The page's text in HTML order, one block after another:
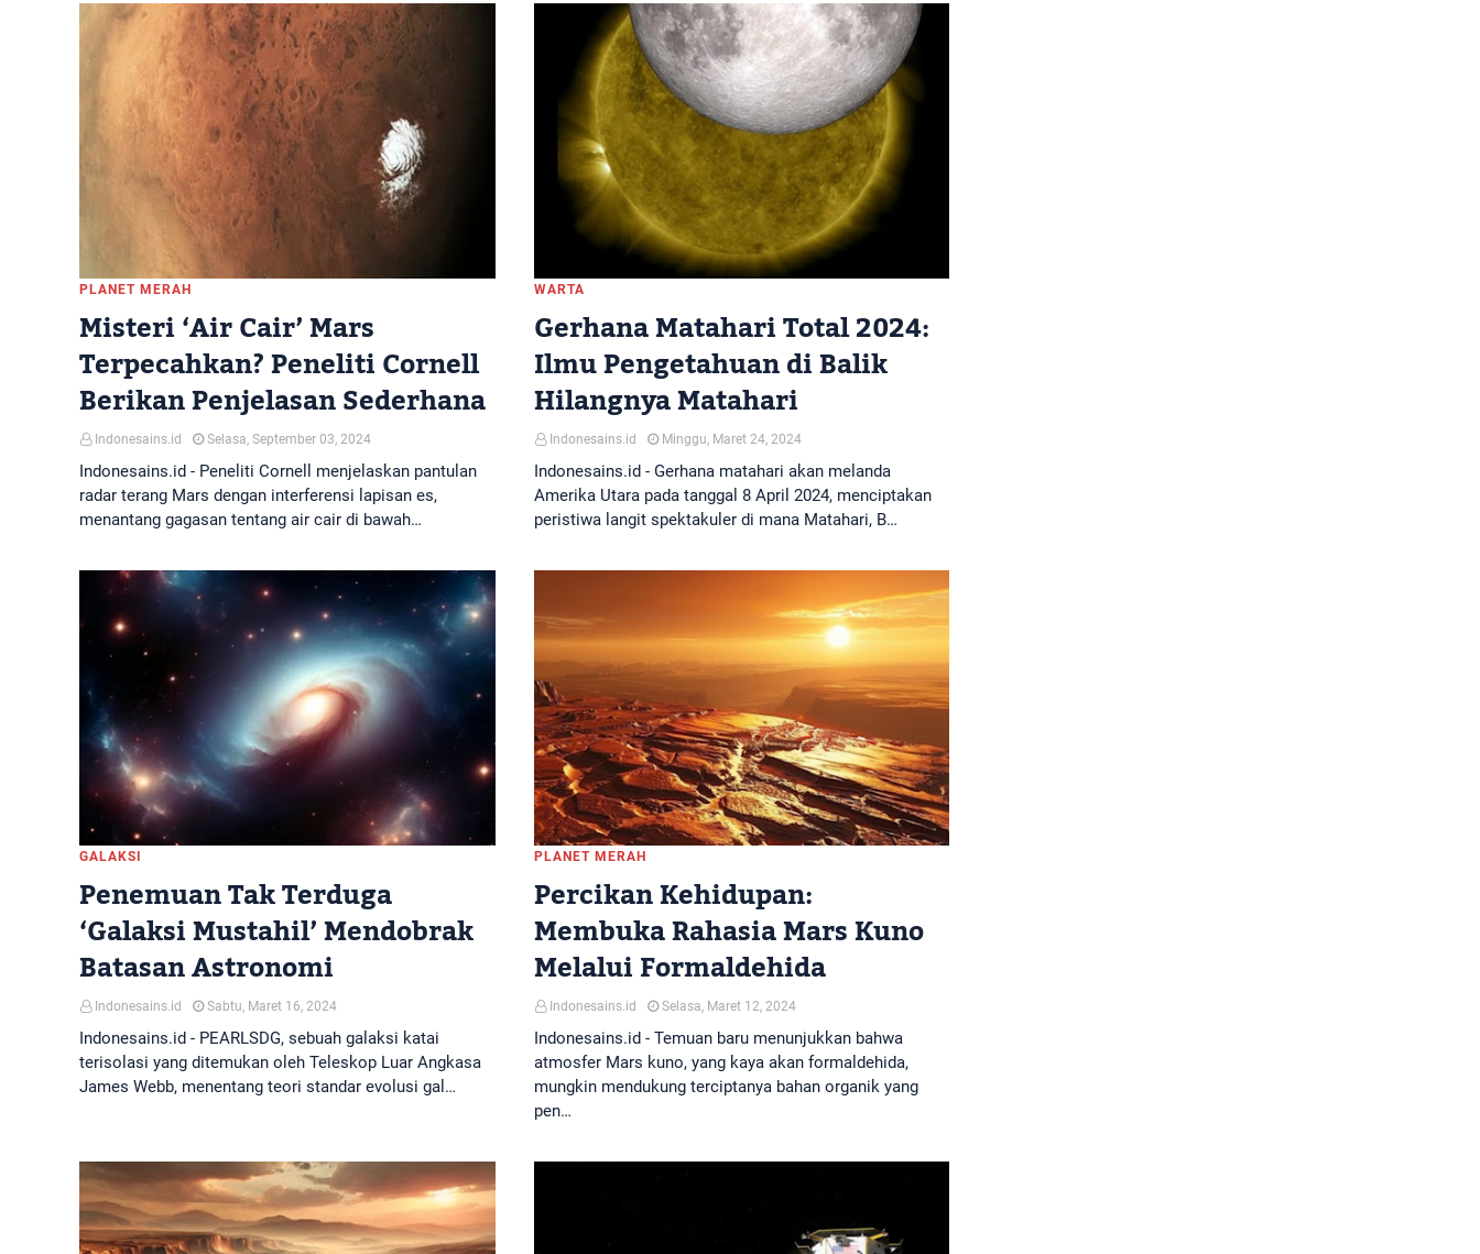
PLANET MERAH
Misteri ‘Air Cair’ Mars
Terpecahkan? Peneliti Cornell
Berikan Penjelasan Sederhana
Indonesains.id Selasa, September 03, 2024
Indonesains.id - Peneliti Cornell menjelaskan pantulan
radar terang Mars dengan interferensi lapisan es,
menantang gagasan tentang air cair di bawah…
WARTA
Gerhana Matahari Total 2024:
Ilmu Pengetahuan di Balik
Hilangnya Matahari
Indonesains.id Minggu, Maret 24, 2024
Indonesains.id - Gerhana matahari akan melanda
Amerika Utara pada tanggal 8 April 2024, menciptakan
peristiwa langit spektakuler di mana Matahari, B…
GALAKSI
Penemuan Tak Terduga
‘Galaksi Mustahil’ Mendobrak
Batasan Astronomi
Indonesains.id Sabtu, Maret 16, 2024
Indonesains.id - PEARLSDG, sebuah galaksi katai
terisolasi yang ditemukan oleh Teleskop Luar Angkasa
James Webb, menentang teori standar evolusi gal…
PLANET MERAH
Percikan Kehidupan:
Membuka Rahasia Mars Kuno
Melalui Formaldehida
Indonesains.id Selasa, Maret 12, 2024
Indonesains.id - Temuan baru menunjukkan bahwa
atmosfer Mars kuno, yang kaya akan formaldehida,
mungkin mendukung terciptanya bahan organik yang
pen…